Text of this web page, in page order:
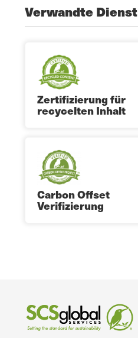
Verwandte
Zertifizierung für
recycelten Inhalt
Carbon Offset
Verifizierung